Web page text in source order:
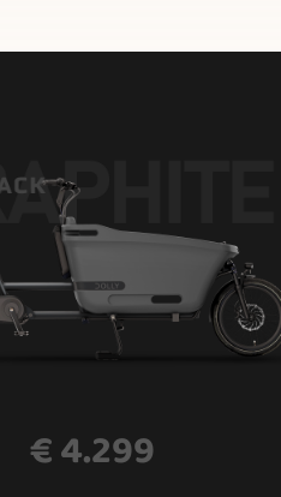
€4.299